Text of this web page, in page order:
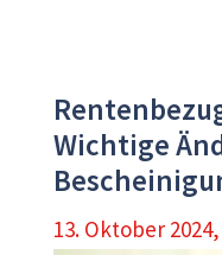
Wichtige
13. Oktober